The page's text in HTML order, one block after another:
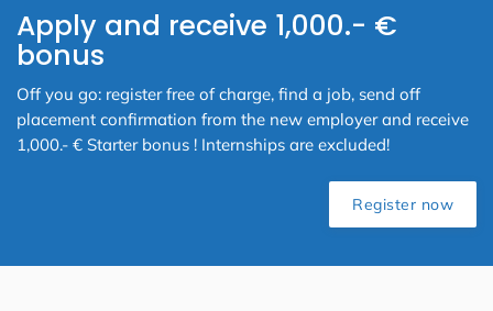
Apply and receive 1,000.- €
bonus
Off you go: register free of charge, find a job, send off
placement confirmation from the new employer and receive
1,000.- € Starter bonus ! Internships are excluded!
Register now